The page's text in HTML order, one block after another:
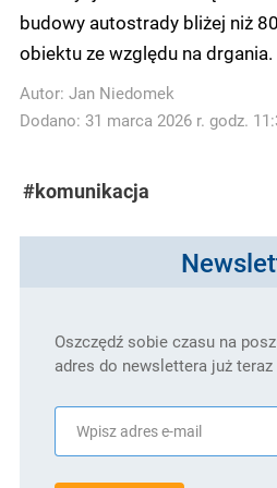
budowy autostrady bliżej niż
obiektu ze względu na drgania.
Autor: Jan Niedomek
Dodano: 31 marca 2026 r. godz.
#komunikacja
Oszczędź sobie czasu na
adres do newslettera już teraz